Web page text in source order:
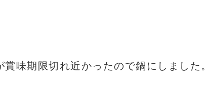
賞味期限切れ近かったので鍋にしました。